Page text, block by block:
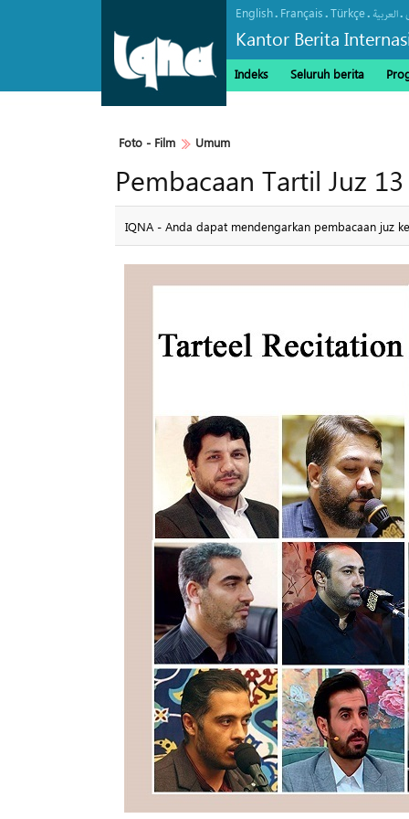
English. Français.Türkçe. العربیة.
Kantor Berita
Indeks Seluruh berita
Foto - Film Umum
Pembacaan Tartil Juz
IQNA - Anda dapat mendengarkan pembacaan juz